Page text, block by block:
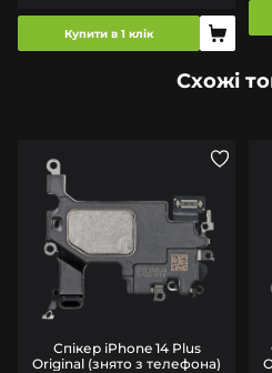
Купити в 1 клік
Схожі
Спікер iPhone 14 Plus
Original (знято з телефона)